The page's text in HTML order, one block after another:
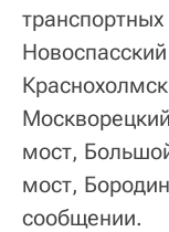
мост,
мост,
сообщении.